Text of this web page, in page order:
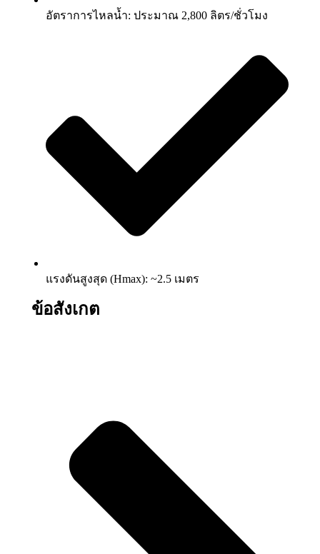
อัตราการไหลน้ำ: ประมาณ 2,800 ลิตร/ชั่วโมง
แรงดันสูงสุด (Hmax): ~2.5 เมตร
ข้อสังเกต